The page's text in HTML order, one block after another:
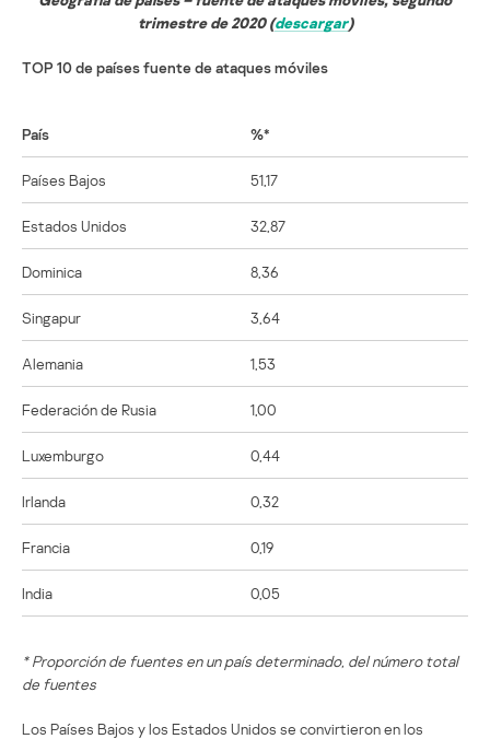
trimestre de 2020 (descargar)
TOP 10 de países fuente de ataques móviles
País %*
Países Bajos 51,17
Estados Unidos 32,87
Dominica 8,36
Singapur 3,64
Alemania 1,53
Federación de Rusia 1,00
Luxemburgo 0,44
Irlanda 0,32
Francia 0,19
India 0,05
* Proporción de fuentes en un país determinado, del número total
de fuentes
Los Países Bajos y los Estados Unidos se convirtieron en los